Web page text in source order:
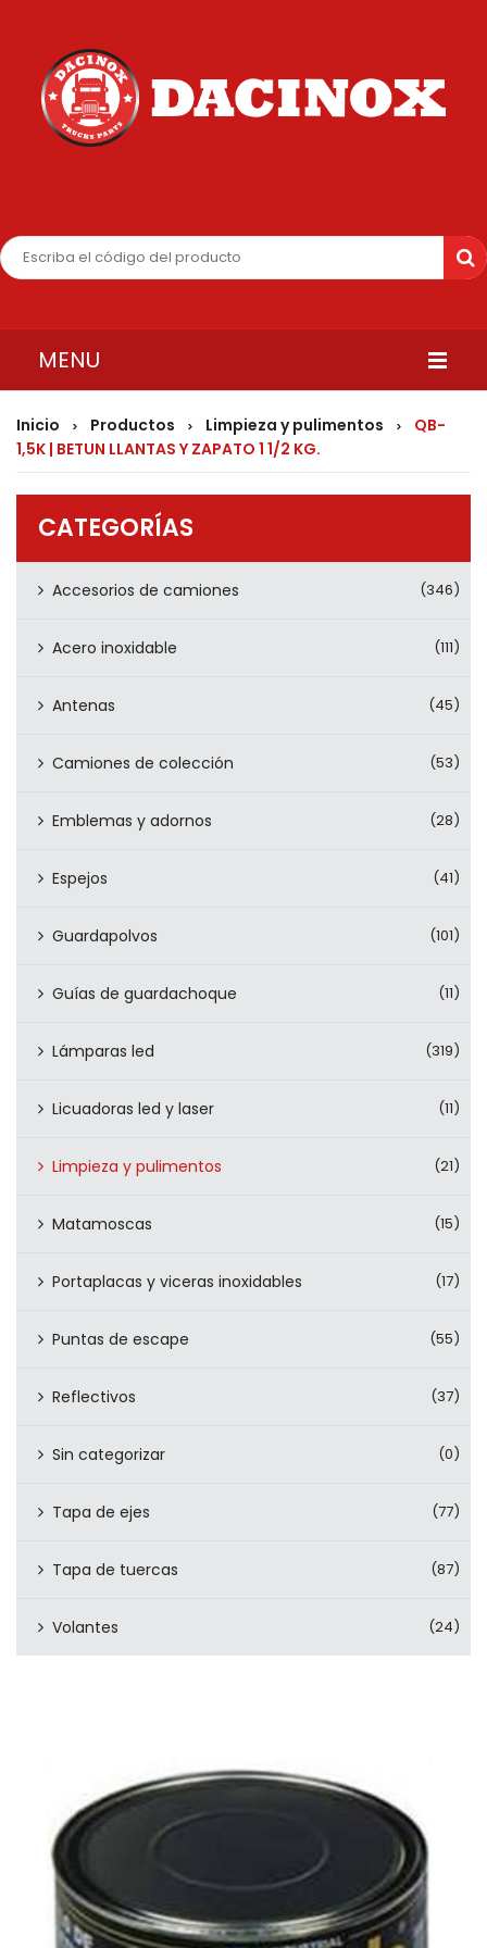
MENU
INICIO
QUIENES SOMOS
Inicio > Productos > Limpieza y pulimentos >
QB-
1,5K | BETUN LLANTAS Y ZAPATO 1 1/2 KG.
CATEGORÍAS
Accesorios de camiones (346)
Acero inoxidable (111)
Antenas (45)
Camiones de colección (53)
Emblemas y adornos (28)
Espejos (41)
Guardapolvos (101)
Guías de guardachoque (11)
Lámparas led (319)
Licuadoras led y laser (11)
Limpieza y pulimentos (21)
Matamoscas (15)
Portaplacas y viceras inoxidables (17)
Puntas de escape (55)
Reflectivos (37)
Sin categorizar (0)
Tapa de ejes (77)
Tapa de tuercas (87)
Volantes (24)